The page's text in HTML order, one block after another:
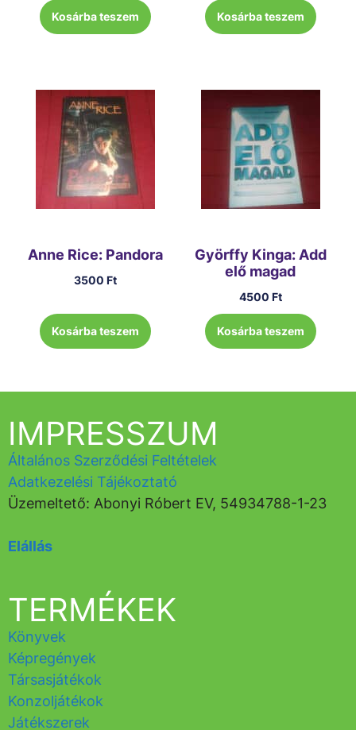
Kosárba teszem Kosárba teszem
Anne Rice: Pandora
3500Ft
Kosárba teszem
Györffy Kinga: Add
elő magad
4500 Ft
Kosárba teszem
TERMÉKEK
Könyvek
Képregények
Társasjátékok
Konzoljátékok
Játékszerek
IMPRESSZUM
Általános Szerződési Feltételek
Adatkezelési Tájékoztató
Üzemeltető: Abonyi Róbert EV, 54934788-1-23
Elállás